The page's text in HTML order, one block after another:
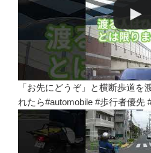
「お先にどうぞ」と横断歩道を
れたら#automobile #歩行者優先